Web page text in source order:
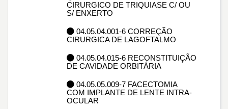
CIRURGICO DE TRIQUIASE C/ OU
S/ ENXERTO
04.05.04.001-6 CORREÇÃO
CIRURGICA DE LAGOFTALMO
04.05.04.015-6 RECONSTITUIÇÃO
DE CAVIDADE ORBITÁRIA
04.05.05.009-7 FACECTOMIA
COM IMPLANTE DE LENTE INTRA-
OCULAR